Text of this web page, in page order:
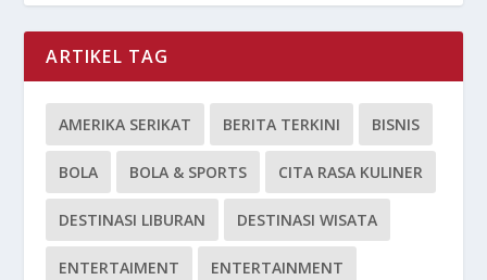
ARTIKEL TAG
AMERIKA SERIKAT BERITA TERKINI BISNIS
BOLA BOLA & SPORTS CITA RASA KULINER
DESTINASI LIBURAN DESTINASI WISATA
ENTERTAIMENT ENTERTAINMENT